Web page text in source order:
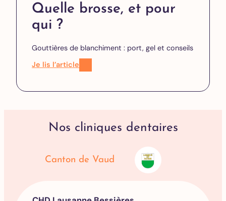
Quelle brosse, et pour
qui ?
Gouttières de blanchiment : port, gel et conseils
Je lis l’article
Nos cliniques dentaires
Canton de Vaud